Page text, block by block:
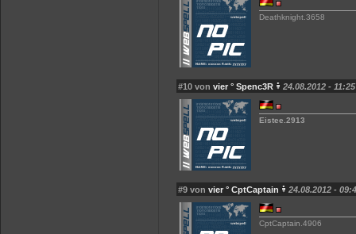
Deathknight.3658
#10 von vier ° Spenc3R 24.08.2012 - 11:25
Eistee.2913
#9 von vier ° CptCaptain 24.08.2012 -
CptCaptain.4906